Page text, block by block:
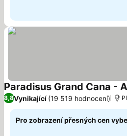
Paradisus Grand Cana -
8,8Vynikající (19 519 hodnocení)
Pro zobrazení přesných cen